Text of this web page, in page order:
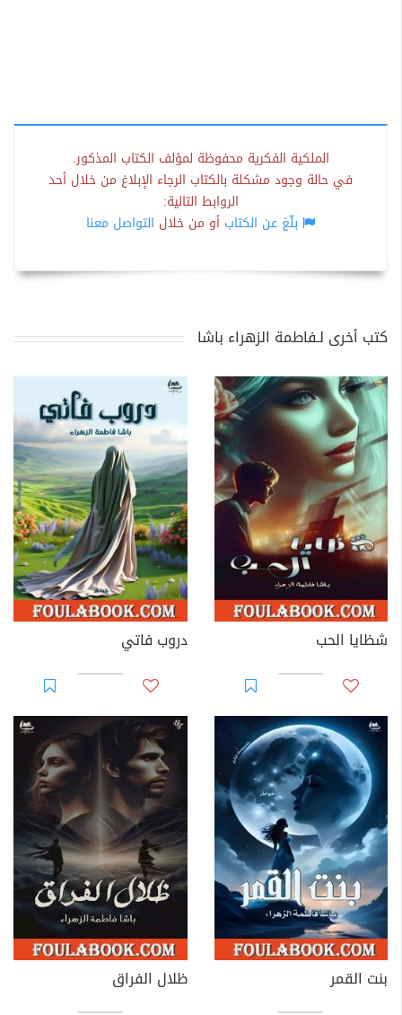
الملكية الفكرية محفوظة لمؤلف الكتاب المذكور.
في حالة وجود مشكلة بالكتاب الرجاء الإبلاغ من خلال أحد
الروابط التالية:
بلّغ عن الكتاب أو من خلال التواصل معنا
كتب أخرى لـفاطمة الزهراء باشا
شظايا الحب دروب فاتي
بنت القمر
ظلال الفراق